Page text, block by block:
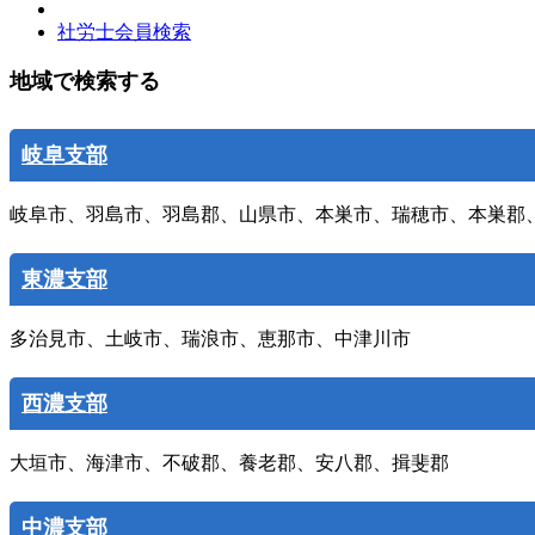
社労士会員検索
地域で検索する
岐阜支部
岐阜市、羽島市、羽島郡、山県市、本巣市、瑞穂市、本巣郡
東濃支部
多治見市、土岐市、瑞浪市、恵那市、中津川市
西濃支部
大垣市、海津市、不破郡、養老郡、安八郡、揖斐郡
中濃支部